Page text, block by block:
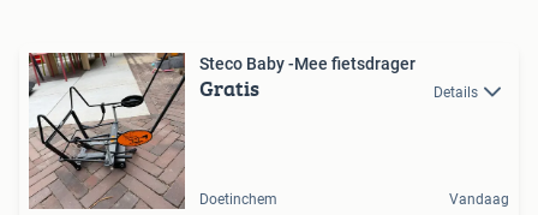
Steco Baby -Mee fietsdrager
Gratis Details
Doetinchem Vandaag